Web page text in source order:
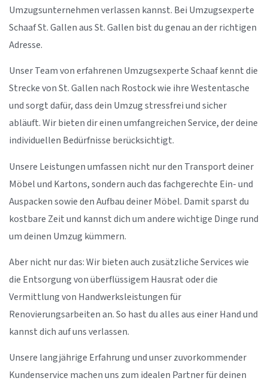
Umzugsunternehmen verlassen kannst. Bei Umzugsexperte
Schaaf St. Gallen aus St. Gallen bist du genau an der richtigen
Adresse.
Unser Team von erfahrenen Umzugsexperte Schaaf kennt die
Strecke von St. Gallen nach Rostock wie ihre Westentasche
und sorgt dafür, dass dein Umzug stressfrei und sicher
abläuft. Wir bieten dir einen umfangreichen Service, der deine
individuellen Bedürfnisse berücksichtigt.
Unsere Leistungen umfassen nicht nur den Transport deiner
Möbel und Kartons, sondern auch das fachgerechte Ein- und
Auspacken sowie den Aufbau deiner Möbel. Damit sparst du
kostbare Zeit und kannst dich um andere wichtige Dinge rund
um deinen Umzug kümmern.
Aber nicht nur das: Wir bieten auch zusätzliche Services wie
die Entsorgung von überflüssigem Hausrat oder die
Vermittlung von Handwerksleistungen für
Renovierungsarbeiten an. So hast du alles aus einer Hand und
kannst dich auf uns verlassen.
Unsere langjährige Erfahrung und unser zuvorkommender
Kundenservice machen uns zum idealen Partner für deinen